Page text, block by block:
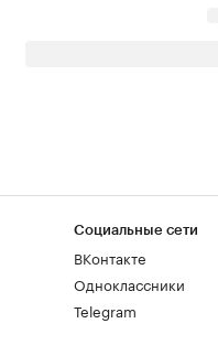
Социальные сети
ВКонтакте
Одноклассники
Telegram